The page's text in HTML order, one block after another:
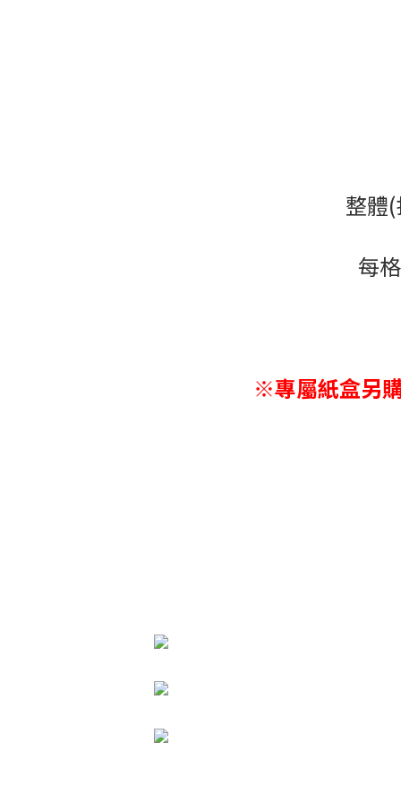
整體
每
※專屬紙盒另